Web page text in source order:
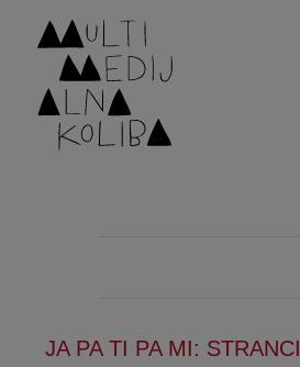
JA PA TI PA MI: STRANCI